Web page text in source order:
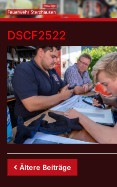
Skip
to
content
DSCF2522
Beitrags-
Navigation
Ältere Beiträge